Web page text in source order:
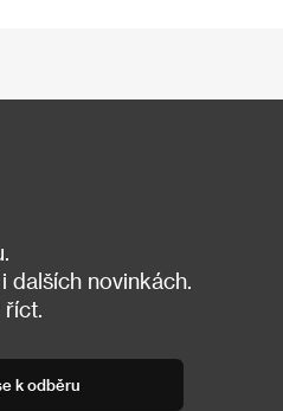
dalších novinkách.
k odběru